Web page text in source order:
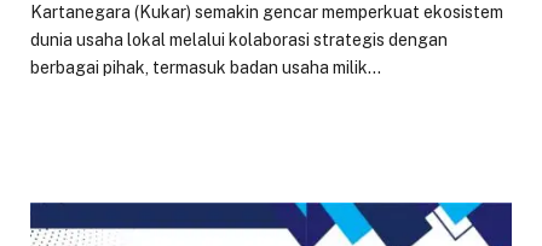
Kartanegara (Kukar) semakin gencar memperkuat ekosistem
dunia usaha lokal melalui kolaborasi strategis dengan
berbagai pihak, termasuk badan usaha milik…